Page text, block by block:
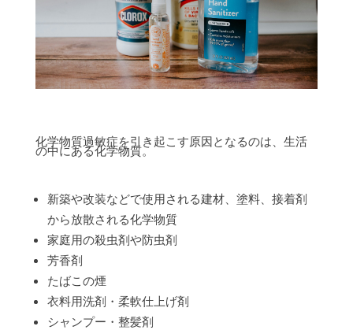
化学物質過敏症を引き起こす原因となるのは、生活
の中にある化学物質。
新築や改装などで使用される建材、塗料、接着剤
から放散される化学物質
家庭用の殺虫剤や防虫剤
芳香剤
たばこの煙
衣料用洗剤・柔軟仕上げ剤
シャンプー・整髪剤